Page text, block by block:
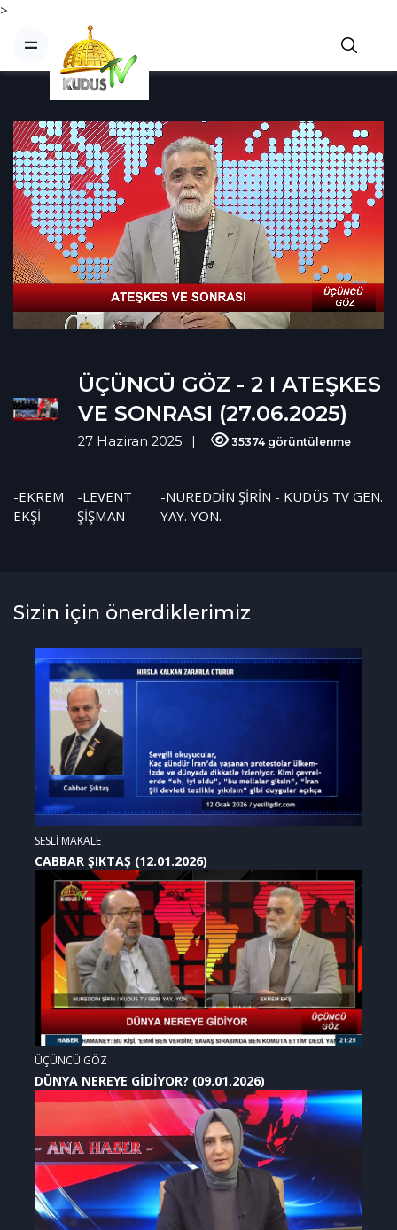
>
ÜÇÜNCÜ GÖZ - 2 I ATEŞKES
VE SONRASI (27.06.2025)
27 Haziran 2025 35374 görüntülenme
-EKREM
EKŞİ
-LEVENT
ŞİŞMAN
-NUREDDİN ŞİRİN - KUDÜS TV GEN.
YAY. YÖN.
Sizin için önerdiklerimiz
SESLİ MAKALE
CABBAR ŞIKTAŞ (12.01.2026)
ÜÇÜNCÜ GÖZ
DÜNYA NEREYE GİDİYOR? (09.01.2026)